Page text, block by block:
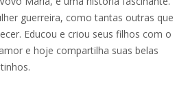
guerreira, como tantas outras que
Educou e criou seus filhos com o
e hoje compartilha suas belas